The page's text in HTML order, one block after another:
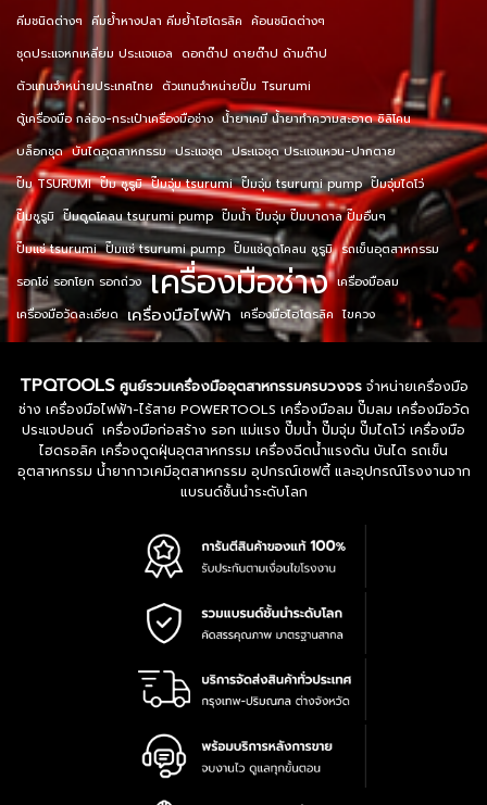
คีมชนิดต่างๆ คีมย้ำหางปลา คีมย้ำไฮโดรลิค ค้อนชนิดต่างๆ
ชุดประแจหกเหลี่ยม ประแจแอล ดอกต๊าป ดายต๊าป ด้ามต๊าป
ตัวแทนจำหน่ายประเทศไทย ตัวแทนจำหน่ายปั๊ม Tsurumi
ตู้เครื่องมือ กล่อง-กระเป๋าเครื่องมือช่าง น้ำยาเคมี น้ำยาทำความสะอาด ซิลิโคน
บล็อกชุด บันไดอุตสาหกรรม ประแจชุด ประแจชุด ประแจแหวน-ปากตาย
ปั๊ม TSURUMI ปั๊ม ซูรูมิ ปั๊มจุ่ม tsurumi ปั๊มจุ่ม tsurumi pump ปั๊มจุ่มไดโว่
ปั๊มซูรูมิ ปั๊มดูดโคลน tsurumi pump ปั๊มน้ำ ปั๊มจุ่ม ปั๊มบาดาล ปั๊มอื่นๆ
ปั๊มแช่ tsurumi ปั๊มแช่ tsurumi pump ปั๊มแช่ดูดโคลน ซูรูมิ รถเข็นอุตสาหกรรม
รอกโซ่ รอกโยก รอกถ่วง เครื่องมือช่าง เครื่องมือลม
เครื่องมือวัดละเอียด เครื่องมือไฟฟ้า เครื่องมือไฮโดรลิค ไขควง
TPQTOOLS ศูนย์รวมเครื่องมืออุตสาหกรรมครบวงจรจำหน่ายเครื่องมือ
ช่าง เครื่องมือไฟฟ้า-ไร้สาย POWERTOOLS เครื่องมือลม ปั๊มลม เครื่องมือวัด
ประแจปอนด์ เครื่องมือก่อสร้าง รอก แม่แรง ปั๊มน้ำ ปั๊มจุ่ม ปั๊มไดโว่ เครื่องมือ
ไฮดรอลิค เครื่องดูดฝุ่นอุตสาหกรรม เครื่องฉีดน้ำแรงดัน บันได รถเข็น
อุตสาหกรรม น้ำยากาวเคมีอุตสาหกรรม อุปกรณ์เซฟตี้ และอุปกรณ์โรงงานจาก
แบรนด์ชั้นนำระดับโลก